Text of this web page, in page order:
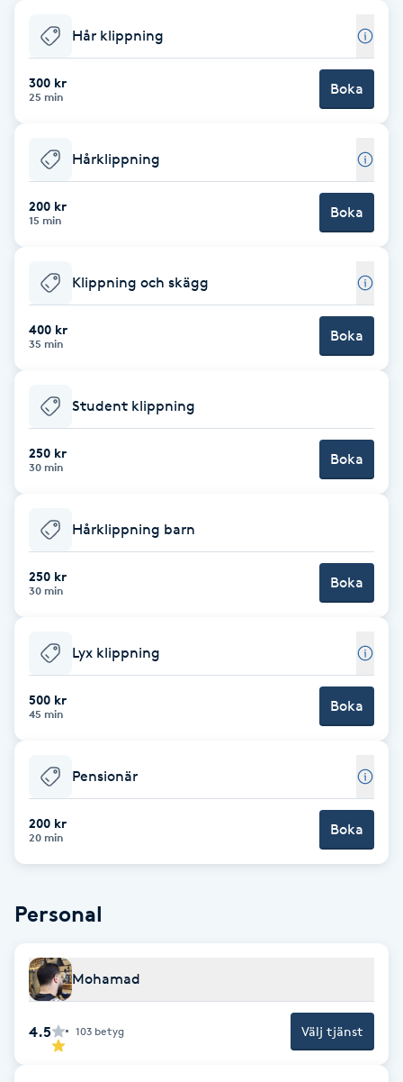
Babylights
Balayage
Barber
BIAB
Blowout
Brynfärgning
Brynplockning
Bröllopsuppsättning
C
Celluliter
Coachning
Diamantslipning
Enzympeeling
Hår klippning
300 kr
25 min Boka
Hårklippning
200 kr
15 min Boka
Klippning och skägg
400 kr
35 min Boka
Student klippning
250 kr
30 min Boka
Hårklippning barn
250 kr
30 min Boka
Lyx klippning
500 kr
45 min Boka
Pensionär
200 kr
20 min Boka
Personal
Mohamad
4.5 103 betyg Välj tjänst